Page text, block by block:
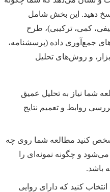
دهید. این بخش شامل
کمی، ترکیبی)، طرح
جمع‌آوری داده (پرسشنامه،
و روش‌های تحلیل
شما نیاز به تحلیل عمیق
روابط و تعمیم نتایج
کنید مطالعه شما روی چه
می‌شود و چگونه نمونه‌ای را
باشد.
انتخاب کنید که دارای روایی